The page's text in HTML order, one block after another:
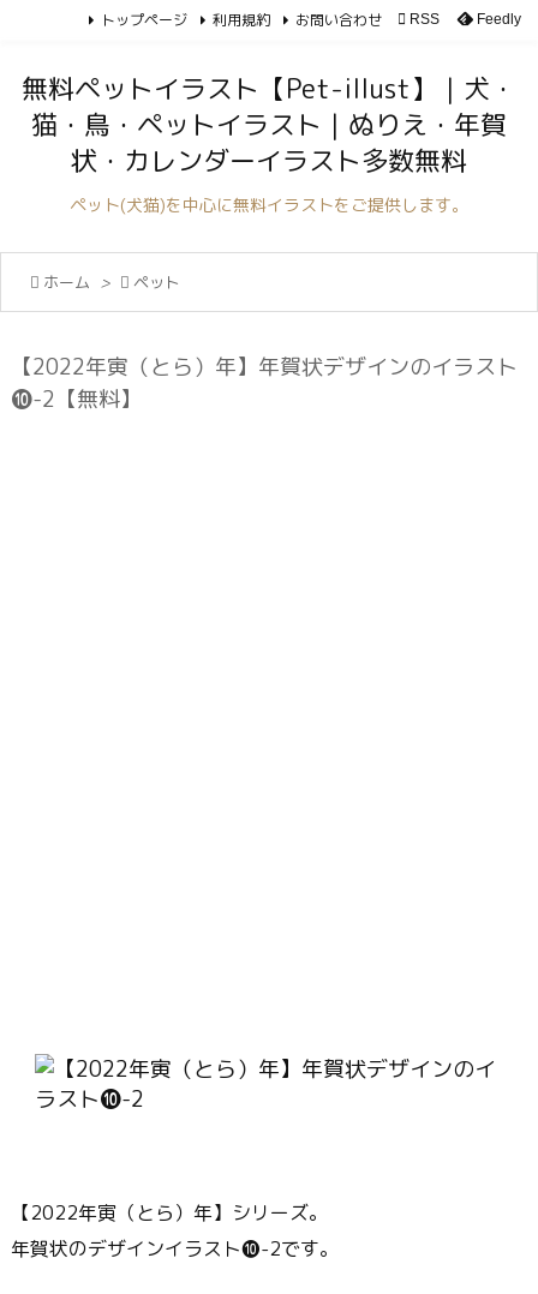


サイド

トップページ 利用規約 お問い合わせ  RSS Feedly
無料ペットイラスト【Pet-illust】｜犬・
猫・鳥・ペットイラスト｜ぬりえ・年賀
状・カレンダーイラスト多数無料
ペット(犬猫)を中心に無料イラストをご提供します。
 ホーム >  ペット
【2022年寅（とら）年】年賀状デザインのイラスト
❿-2【無料】
【2022年寅（とら）年】シリーズ。
年賀状のデザインイラスト❿-2です。